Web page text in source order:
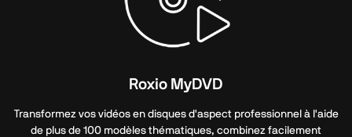
Roxio MyDVD
Transformez vos vidéos en disques d'aspect professionnel à l'aide
de plus de 100 modèles thématiques, combinez facilement